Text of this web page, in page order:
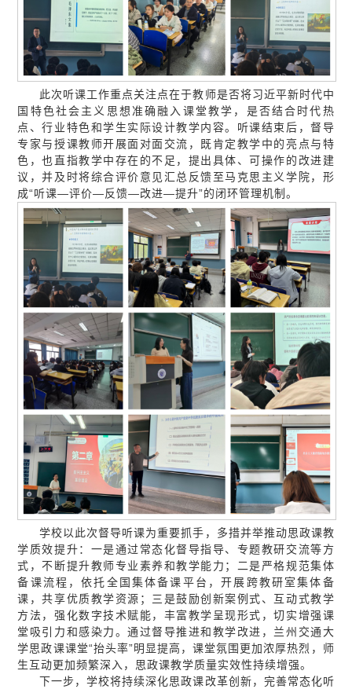
此次听课工作重点关注点在于教师是否将习近平新时代中
国特色社会主义思想准确融入课堂教学，是否结合时代热
点、行业特色和学生实际设计教学内容。听课结束后，督导
专家与授课教师开展面对面交流，既肯定教学中的亮点与特
色，也直指教学中存在的不足，提出具体、可操作的改进建
议，并及时将综合评价意见汇总反馈至马克思主义学院，形
成“听课—评价—反馈—改进—提升”的闭环管理机制。
学校以此次督导听课为重要抓手，多措并举推动思政课教
学质效提升：一是通过常态化督导指导、专题教研交流等方
式，不断提升教师专业素养和教学能力；二是严格规范集体
备课流程，依托全国集体备课平台，开展跨教研室集体备
课，共享优质教学资源；三是鼓励创新案例式、互动式教学
方法，强化数字技术赋能，丰富教学呈现形式，切实增强课
堂吸引力和感染力。通过督导推进和教学改进，兰州交通大
学思政课课堂“抬头率”明显提高，课堂氛围更加浓厚热烈，师
生互动更加频繁深入，思政课教学质量实效性持续增强。
下一步，学校将持续深化思政课改革创新，完善常态化听